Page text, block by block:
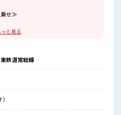
乗せ≫
♪
びに悩まずOK♪
不安だけど、
！
指していきましょう！
っと見る
鉄道常総線